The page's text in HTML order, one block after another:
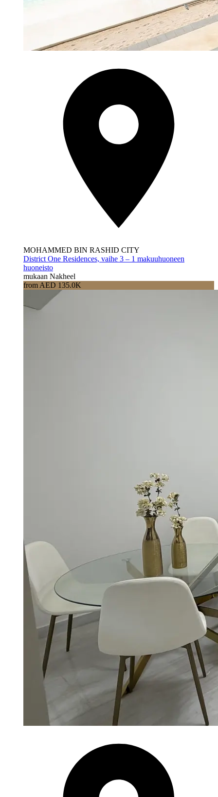
MOHAMMED BIN RASHID CITY
District One Residences, vaihe 3 – 1 makuuhuoneen
huoneisto
mukaan Nakheel
from AED 135.0K